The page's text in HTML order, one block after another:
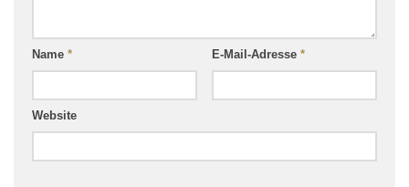
Name * E-Mail-Adresse *
Website